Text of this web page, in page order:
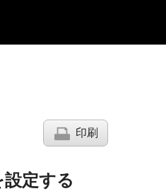
印刷
定する